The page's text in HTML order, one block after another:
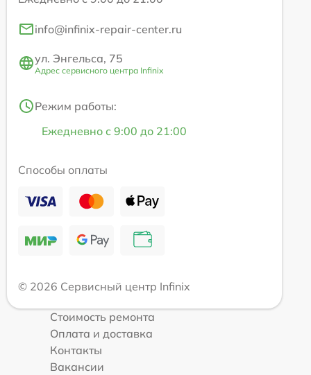
info@infinix-repair-center.ru
ул. Энгельса, 75
Адрес сервисного центра Infinix
Режим работы:
Ежедневно с 9:00 до 21:00
Способы оплаты
© 2026 Сервисный центр Infinix
Стоимость ремонта
Оплата и доставка
Контакты
Вакансии